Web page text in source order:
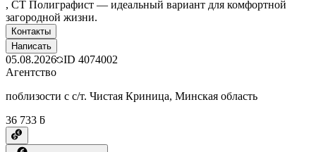
, СТ Полиграфист — идеальный вариант для комфортной
загородной жизни.
Контакты
Написать
05.08.2026 ID 4074002
Агентство
поблизости с с/т. Чистая Криница, Минская область
36 733 ƃ